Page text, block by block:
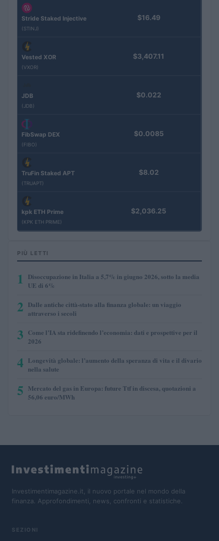
Stride Staked Injective
(STINJ)
$16.49
Vested XOR
(VXOR)
$3,407.11
JDB
(JDB)
$0.022
FibSwap DEX
(FIBO)
$0.0085
TruFin Staked APT
(TRUAPT)
$8.02
kpk ETH Prime
(KPK ETH PRIME)
$2,036.25
PIÙ LETTI
1
Disoccupazione in Italia a 5,7% in giugno 2026, sotto la media
UE di 6%
2 Dalle antiche città-stato alla finanza globale: un viaggio
attraverso i secoli
3 Come l’IA sta ridefinendo l’economia: dati e prospettive per il
2026
4 Longevità globale: l’aumento della speranza di vita e il divario
nella salute
5 Mercato del gas in Europa: future Ttf in discesa, quotazioni a
56,06 euro/MWh
Investimentimagazine.it, il nuovo portale nel mondo della
finanza. Approfondimenti, news, confronti e statistiche.
SEZIONI